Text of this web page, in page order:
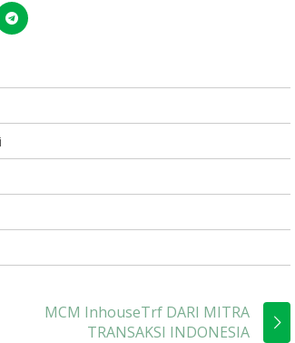
MCM InhouseTrf DARI MITRA
TRANSAKSI INDONESIA